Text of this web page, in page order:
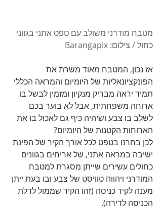
מטבח מודרני משולב עם טפט אתני בגווני
כחול / צילום: Barangapix
אז נכון, המטבח מאוד משרת את
הפונקציונאליות של היומיום והמראה הכללי
תמיד יראה מבריק מנקיון ומזמין לבשל בו
ארוחה משפחתית, אבל לא בוער בכם
לשלב בו צבע ושיהיה כיף גם לאכול בו את
הארוחות הקטנות של היומיום?
לכן בחרנו בטפט לכל אורך הקיר של הפינת
ישיבה במראה אתני, של אריחים בגוונים
כחולים עשירים שייתן מסגרת למטבח
המודרני ויהווה טוויסט של צבע ובו בעת ייתן
מענה לקיר כניסה (זהו הקיר שממול לדלת
הכניסה לדירה).